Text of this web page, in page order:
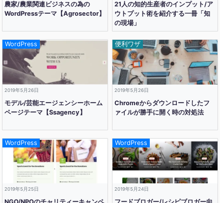
農家/農業関連ビジネスの為の
WordPressテーマ【Agrosector】
21人の知的生産者のインプット/ア
ウトプット術を紹介する一冊「知
の現場」
WordPress
2019年5月26日
モデル/芸能エージェンシーホーム
ページテーマ【Ssagency】
便利ワザ
2019年5月26日
Chromeからダウンロードしたフ
ァイルが勝手に開く時の対処法
WordPress
2019年5月25日
WordPress
2019年5月24日